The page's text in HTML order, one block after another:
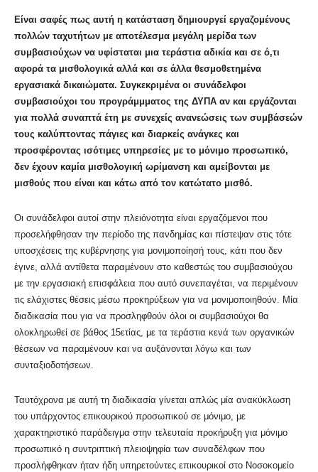
Είναι σαφές πως αυτή η κατάσταση δημιουργεί εργαζομένους
πολλών ταχυτήτων με αποτέλεσμα μεγάλη μερίδα των
συμβασιούχων να υφίσταται μια τεράστια αδικία και σε ό,τι
αφορά τα μισθολογικά αλλά και σε άλλα θεσμοθετημένα
εργασιακά δικαιώματα. Συγκεκριμένα οι συνάδελφοι
συμβασιούχοι του προγράμμματος της ΔΥΠΑ αν και εργάζονται
για πολλά συναπτά έτη με συνεχείς ανανεώσεις των συμβάσεών
τους καλύπτοντας πάγιες και διαρκείς ανάγκες και
προσφέροντας ισότιμες υπηρεσίες με το μόνιμο προσωπικό,
δεν έχουν καμία μισθολογική ωρίμανση και αμείβονται με
μισθούς που είναι και κάτω από τον κατώτατο μισθό.
Οι συνάδελφοι αυτοί στην πλειόνοτητα είναι εργαζόμενοι που
προσελήφθησαν την περίοδο της πανδημίας και πίστεψαν στις τότε
υποσχέσεις της κυβέρνησης για μονιμοποίησή τους, κάτι που δεν
έγινε, αλλά αντίθετα παραμένουν στο καθεστώς του συμβασιούχου
με την εργασιακή επισφάλεια που αυτό συνεπαγέται, να περιμένουν
τις ελάχιστες θέσεις μέσω προκηρύξεων για να μονιμοποιηθούν. Μία
διαδικασία που για να προσληφθούν όλοι οι συμβασιούχοι θα
ολοκληρωθεί σε βάθος 15ετίας, με τα τεράστια κενά των οργανικών
θέσεων να παραμένουν και να αυξάνονται λόγω και των
συνταξιοδοτήσεων.
Ταυτόχρονα με αυτή τη διαδικασία γίνεται απλώς μία ανακύκλωση
του υπάρχοντος επικουρικού προσωπικού σε μόνιμο, με
χαρακτηριστικό παράδειγμα στην τελευταία προκήρυξη για μόνιμο
προσωπικό η συντριπτική πλειοψηφία των συναδέλφων που
προσλήφθηκαν ήταν ήδη υπηρετούντες επικουρικοί στο Νοσοκομείο